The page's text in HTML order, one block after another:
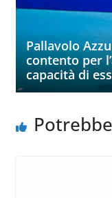
Pallavolo
contento per
capacità di